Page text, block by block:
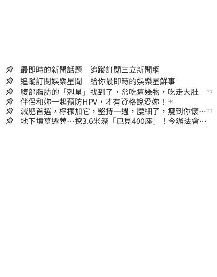
最即時的新聞話題 追蹤訂閱三立新聞網
追蹤訂閱娛樂星聞 給你最即時的娛樂星鮮事
腹部脂肪的「剋星」找到了，常吃這幾物，吃走大肚
囊，瘦出小蠻腰
PR
伴侶和妳一起預防HPV，才有資格說愛妳！ PR
減肥首選，檸檬加它，堅持一週，腰細了，瘦到你懷疑
人生
PR
地下墳墓遷葬…挖3.6米深「已見400座」！今辦法會安